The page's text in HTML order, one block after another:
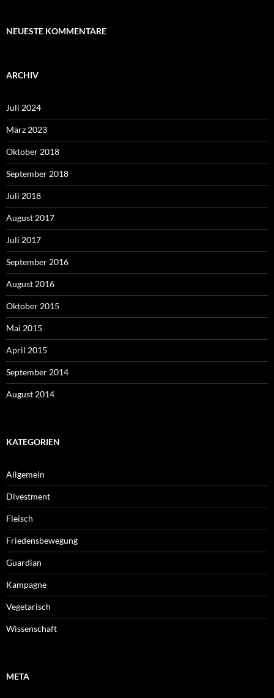
NEUESTE KOMMENTARE
ARCHIV
Juli 2024
März 2023
Oktober 2018
September 2018
Juli 2018
August 2017
Juli 2017
September 2016
August 2016
Oktober 2015
Mai 2015
April 2015
September 2014
August 2014
KATEGORIEN
Allgemein
Divestment
Fleisch
Friedensbewegung
Guardian
Kampagne
Vegetarisch
Wissenschaft
META